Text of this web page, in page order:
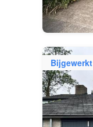
Bijgewerkt